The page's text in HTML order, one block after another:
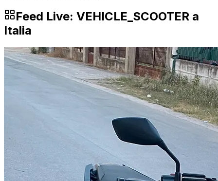
Feed Live: VEHICLE_SCOOTER a
Italia